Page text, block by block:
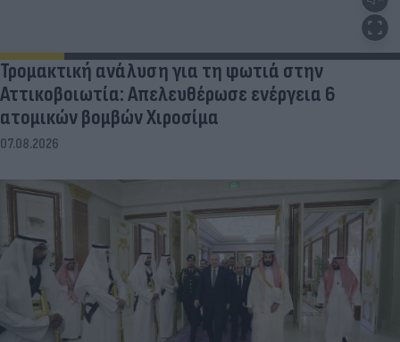
Τρομακτική ανάλυση για τη φωτιά στην
Αττικοβοιωτία: Απελευθέρωσε ενέργεια 6
ατομικών βομβών Χιροσίμα
07.08.2026